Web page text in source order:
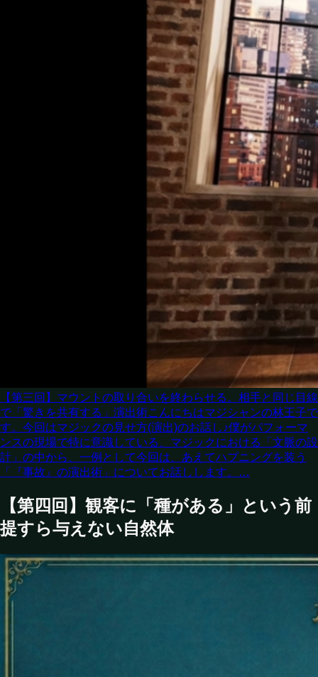
【第三回】マウントの取り合いを終わらせる。相手と同じ目線
で「驚きを共有する」演出術こんにちはマジシャンの林王子で
す。今回はマジックの見せ方(演出)のお話し♪僕がパフォーマ
ンスの現場で特に意識している、マジックにおける「文脈の設
計」の中から、一例として今回は、あえてハプニングを装う
「『事故』の演出術」についてお話しします。…
【第四回】観客に「種がある」という前
提すら与えない自然体